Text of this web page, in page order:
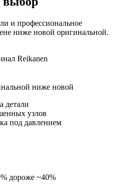
и профессиональное
ниже новой оригинальной.
Reikanen
ниже новой
детали
узлов
под давлением
дороже ~40%